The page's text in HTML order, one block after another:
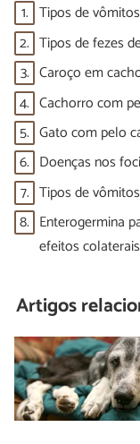
1. Tipos de
2. Tipos de fezes
3. Caroço em
4. Cachorro com
5. Gato com pelo
6. Doenças nos
7. Tipos de
8. Enterogermina
efeitos colaterais
Artigos